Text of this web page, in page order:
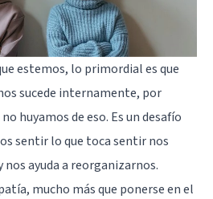
estemos, lo primordial es que
sucede internamente, por
huyamos de eso. Es un desafío
sentir lo que toca sentir nos
ayuda a reorganizarnos.
mucho más que ponerse en el